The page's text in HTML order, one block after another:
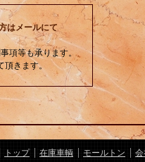
はメールにて
項等も承ります。
きます。
トップ 在庫車輌 モールトン